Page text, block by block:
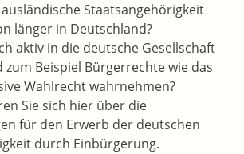
Staatsangehörigkeit
länger in Deutschland?
aktiv in die deutsche Gesellschaft
Beispiel Bürgerrechte wie das
Wahlrecht wahrnehmen?
Sie sich hier über die
für den Erwerb der deutschen
durch Einbürgerung.